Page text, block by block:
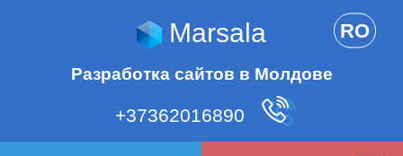
Marsala
Разработка сайтов в Молдове
+37362016890
RO